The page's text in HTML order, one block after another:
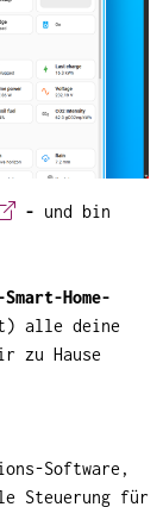
- und bin
Home-
alle deine
zu Hause
Software,
Steuerung für